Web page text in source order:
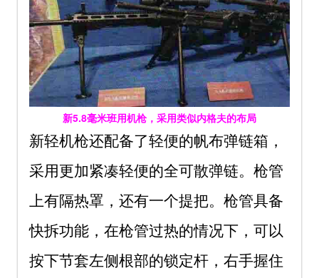
新5.8毫米班用机枪，采用类似内格夫的布局
新轻机枪还配备了轻便的帆布弹链箱，
采用更加紧凑轻便的全可散弹链。枪管
上有隔热罩，还有一个提把。枪管具备
快拆功能，在枪管过热的情况下，可以
按下节套左侧根部的锁定杆，右手握住